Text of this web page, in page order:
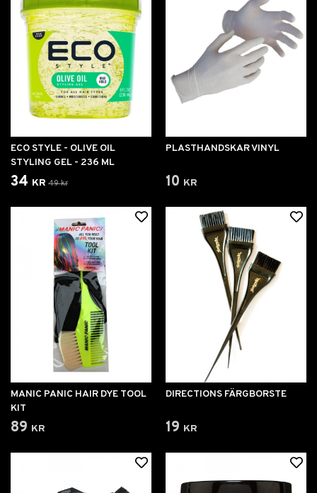
ECO STYLE - OLIVE OIL
STYLING GEL - 236 ML
34 kr 49 kr
PLASTHANDSKAR VINYL
10 kr
MANIC PANIC HAIR DYE TOOL
KIT
89 kr
DIRECTIONS FÄRGBORSTE
19 kr